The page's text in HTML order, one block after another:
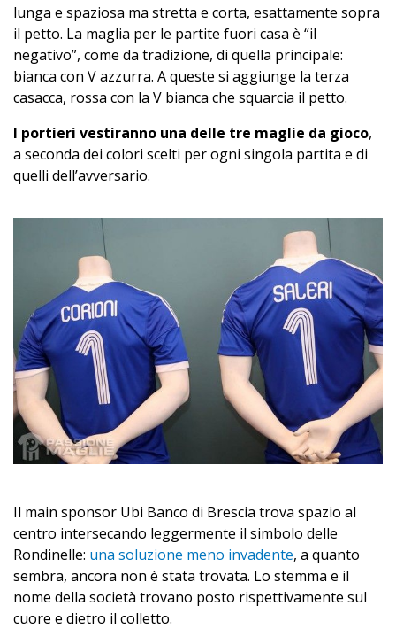
lunga e spaziosa ma stretta e corta, esattamente sopra
il petto. La maglia per le partite fuori casa è “il
negativo”, come da tradizione, di quella principale:
bianca con V azzurra. A queste si aggiunge la terza
casacca, rossa con la V bianca che squarcia il petto.
I portieri vestiranno una delle tre maglie da gioco,
a seconda dei colori scelti per ogni singola partita e di
quelli dell’avversario.
Il main sponsor Ubi Banco di Brescia trova spazio al
centro intersecando leggermente il simbolo delle
Rondinelle: una soluzione meno invadente, a quanto
sembra, ancora non è stata trovata. Lo stemma e il
nome della società trovano posto rispettivamente sul
cuore e dietro il colletto.